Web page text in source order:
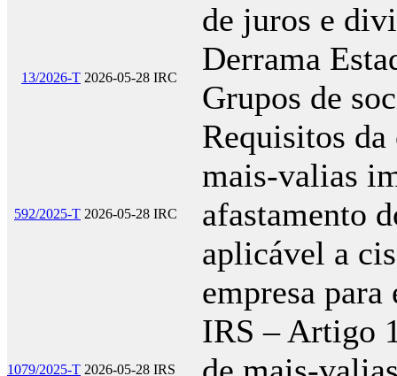
de juros e
13/2026-T 2026-05-28 IRC
Derrama
Grupos de
592/2025-T 2026-05-28 IRC
Requisitos
mais-valias
afastamento
aplicável a
empresa
1079/2025-T 2026-05-28 IRS
IRS – Artigo